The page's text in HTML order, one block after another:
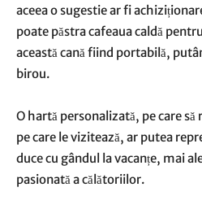
aceea o sugestie ar fi
poate păstra cafeaua caldă
această cană fiind portabilă,
birou.
O hartă personalizată, pe care
pe care le vizitează, ar putea
duce cu gândul la vacanțe, mai
pasionată a călătoriilor.